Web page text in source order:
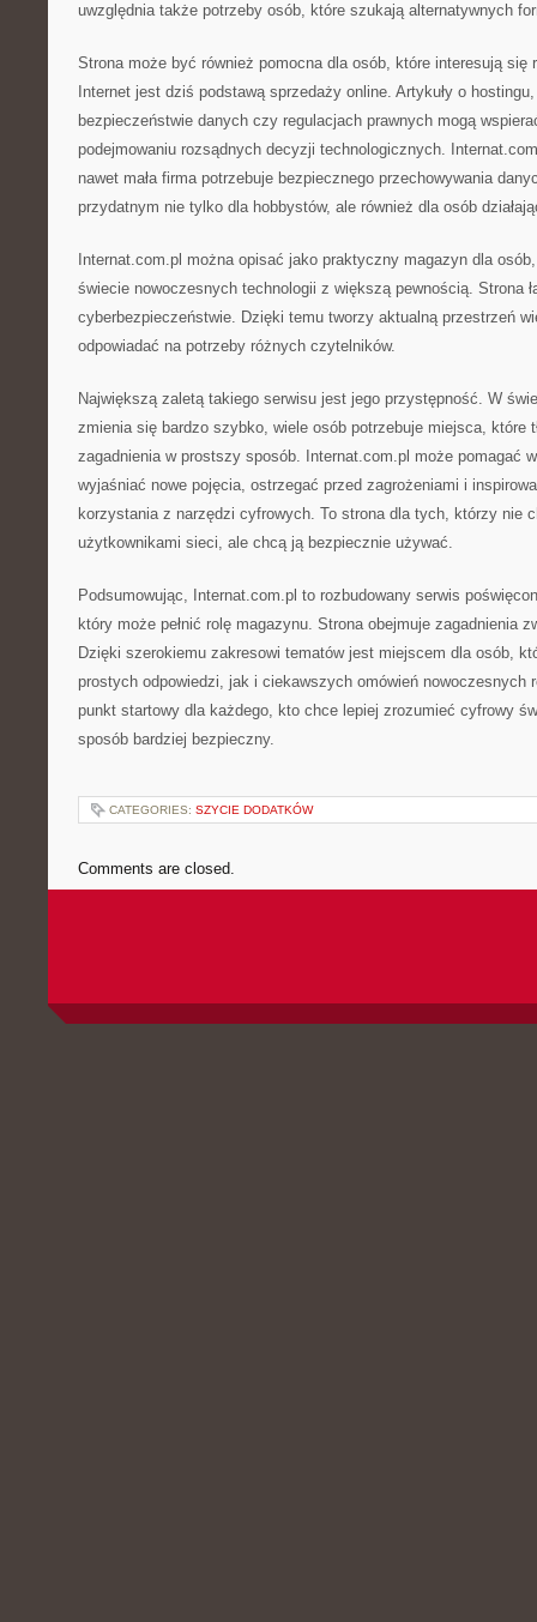
uwzględnia także potrzeby osób, które szukają alternatywnych
Strona może być również pomocna dla osób, które interesują się
Internet jest dziś podstawą sprzedaży online. Artykuły o
bezpieczeństwie danych czy regulacjach prawnych mogą
podejmowaniu rozsądnych decyzji technologicznych.
nawet mała firma potrzebuje bezpiecznego przechowywania
przydatnym nie tylko dla hobbystów, ale również dla osób
Internat.com.pl można opisać jako praktyczny magazyn dla
świecie nowoczesnych technologii z większą pewnością. Strona
cyberbezpieczeństwie. Dzięki temu tworzy aktualną przestrzeń
odpowiadać na potrzeby różnych czytelników.
Największą zaletą takiego serwisu jest jego przystępność. W
zmienia się bardzo szybko, wiele osób potrzebuje miejsca, które
zagadnienia w prostszy sposób. Internat.com.pl może pomagać
wyjaśniać nowe pojęcia, ostrzegać przed zagrożeniami i
korzystania z narzędzi cyfrowych. To strona dla tych, którzy nie
użytkownikami sieci, ale chcą ją bezpiecznie używać.
Podsumowując, Internat.com.pl to rozbudowany serwis
który może pełnić rolę magazynu. Strona obejmuje zagadnienia
Dzięki szerokiemu zakresowi tematów jest miejscem dla osób,
prostych odpowiedzi, jak i ciekawszych omówień nowoczesnych
punkt startowy dla każdego, kto chce lepiej zrozumieć cyfrowy
sposób bardziej bezpieczny.
CATEGORIES: SZYCIE DODATKÓW
Comments are closed.